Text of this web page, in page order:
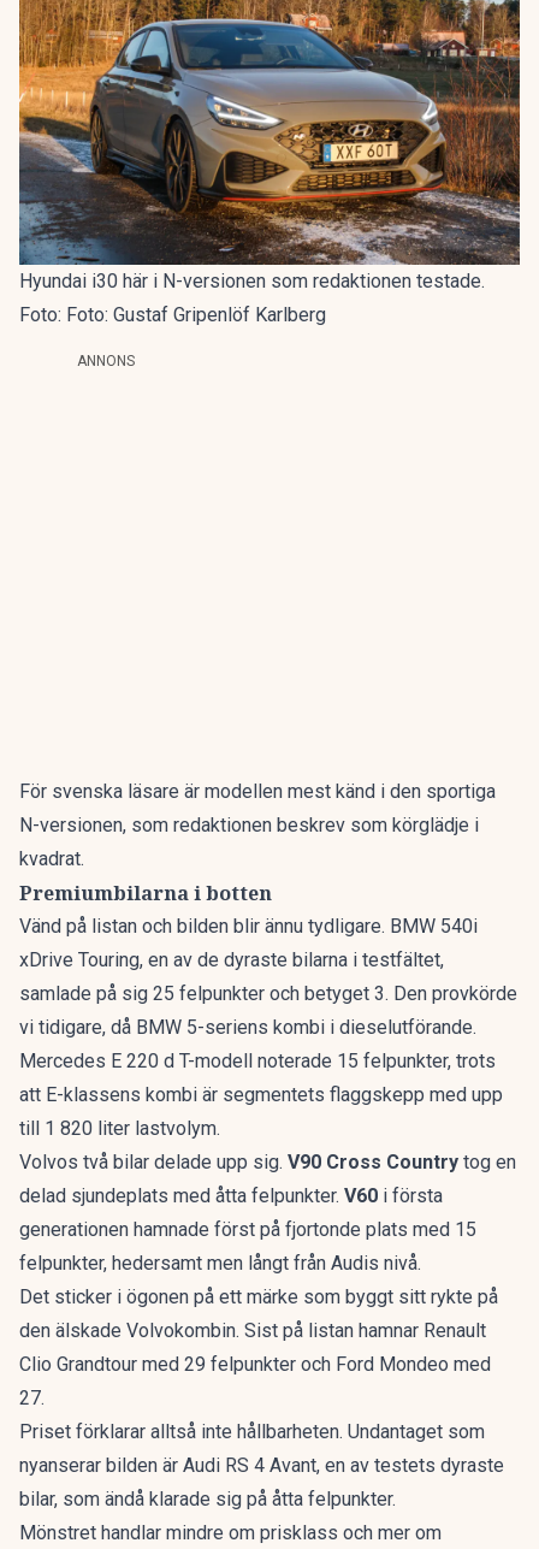
Hyundai i30 här i N-versionen som redaktionen testade.
Foto: Foto: Gustaf Gripenlöf Karlberg
ANNONS
För svenska läsare är modellen mest känd i den sportiga
N-versionen, som redaktionen beskrev som körglädje i
kvadrat.
Premiumbilarna i botten
Vänd på listan och bilden blir ännu tydligare. BMW 540i
xDrive Touring, en av de dyraste bilarna i testfältet,
samlade på sig 25 felpunkter och betyget 3. Den provkörde
vi tidigare, då BMW 5-seriens kombi i dieselutförande.
Mercedes E 220 d T-modell noterade 15 felpunkter, trots
att E-klassens kombi är segmentets flaggskepp med upp
till 1 820 liter lastvolym.
Volvos två bilar delade upp sig. V90 Cross Country tog en
delad sjundeplats med åtta felpunkter. V60 i första
generationen hamnade först på fjortonde plats med 15
felpunkter, hedersamt men långt från Audis nivå.
Det sticker i ögonen på ett märke som byggt sitt rykte på
den älskade Volvokombin. Sist på listan hamnar Renault
Clio Grandtour med 29 felpunkter och Ford Mondeo med
27.
Priset förklarar alltså inte hållbarheten. Undantaget som
nyanserar bilden är Audi RS 4 Avant, en av testets dyraste
bilar, som ändå klarade sig på åtta felpunkter.
Mönstret handlar mindre om prisklass och mer om